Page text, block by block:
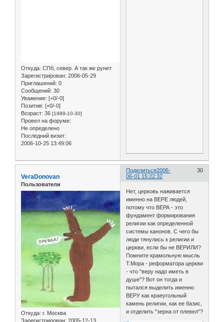
Откуда: СПб, север. А так же рунет
Зарегистрирован: 2006-05-29
Приглашений: 0
Сообщений: 30
Уважение: [+0/-0]
Позитив: [+0/-0]
Возраст: 36 [1989-10-30]
Провел на форуме:
Не определено
Последний визит:
2006-10-25 13:49:06
Поделиться 30
2006-
06-01 15:22:32
VeraDonovan
Пользователи
Откуда: г. Москва
Зарегистрирован: 2005-12-13
Нет, церковь наживается
именно на ВЕРЕ людей,
потому что ВЕРА - это
фундамент формирования
религии как определенной
системы канонов. С чего бы
люди тянулись к религии и
церкви, если бы не ВЕРИЛИ?
Помните крамольную мысль
Т.Мора - реформатора церкви
- что "веру надо иметь в
душе"? Вот он тогда и
пытался выделить именно
ВЕРУ как краеугольный
камень религии, как ее базис,
и отделить "зерна от плевел"?